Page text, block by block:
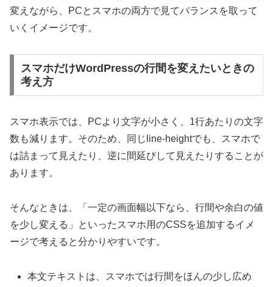
変えながら、PCとスマホの両方で見てバランスを取って
いくイメージです。
スマホだけWordPressの行間を変えたいときの
考え方
スマホ表示では、PCより文字が小さく、1行あたりの文字
数も減ります。そのため、同じline-heightでも、スマホで
は詰まって見えたり、逆に間延びして見えたりすることが
あります。
そんなときは、「一定の画面幅以下なら、行間や余白の値
を少し変える」といったスマホ用のCSSを追加するイメ
ージで考えると分かりやすいです。
本文テキストは、スマホでは行間をほんの少し広め